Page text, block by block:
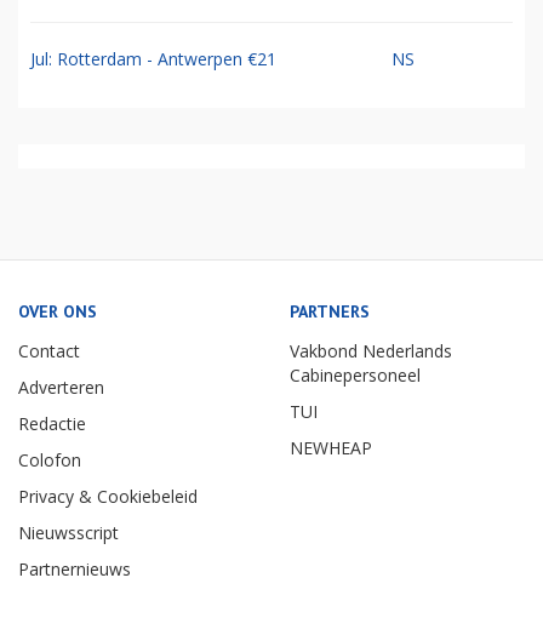
Jul: Rotterdam - Antwerpen €21 NS
OVER ONS
Contact
Adverteren
Redactie
Colofon
Privacy & Cookiebeleid
Nieuwsscript
Partnernieuws
PARTNERS
Vakbond Nederlands
Cabinepersoneel
TUI
NEWHEAP